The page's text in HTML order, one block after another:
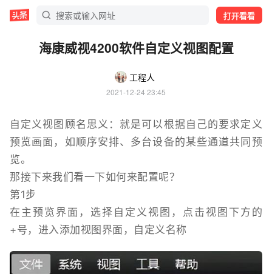
打开看看
海康威视4200软件自定义视图配置
工程人
2021-12-24 23:45
自定义视图顾名思义：就是可以根据自己的要求定义
预览画面，如顺序安排、多台设备的某些通道共同预
览。
那接下来我们看一下如何来配置呢？
第1步
在主预览界面，选择自定义视图，点击视图下方的
+号，进入添加视图界面，自定义名称